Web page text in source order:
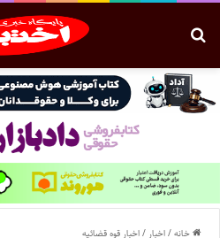
خانه/اخبار /اخبار قوه قضائیه